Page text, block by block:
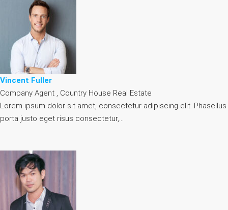
Vincent Fuller
Company Agent , Country House Real Estate
Lorem ipsum dolor sit amet, consectetur adipiscing elit. Phasellus
porta justo eget risus consectetur,…